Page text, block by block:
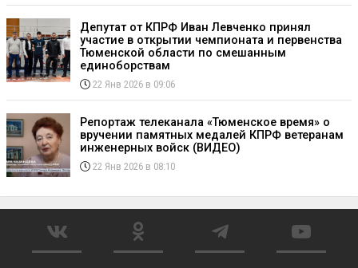
Депутат от КПРФ Иван Левченко принял
участие в открытии чемпионата и первенства
Тюменской области по смешанным
единоборствам
22 Янв 2026 в 09:06
Репортаж телеканала «Тюменское время» о
вручении памятных медалей КПРФ ветеранам
инженерных войск (ВИДЕО)
22 Янв 2026 в 08:10